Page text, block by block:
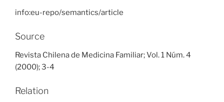
info:eu-repo/semantics/article
Source
Revista Chilena de Medicina Familiar; Vol. 1 Núm. 4
(2000); 3-4
Relation